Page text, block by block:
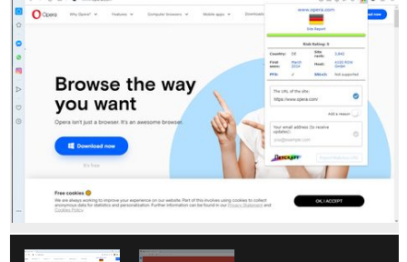
vos
données
sur
tous
les
sites.
Cette
extension
sur
certains